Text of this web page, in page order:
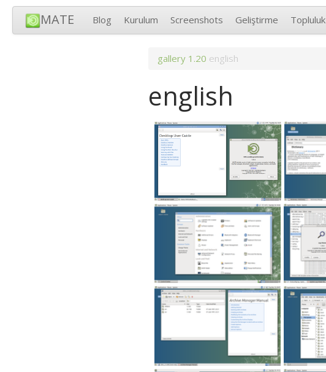
MATE Blog Kurulum Screenshots Geliştirme Topluluk
gallery 1.20 english
english